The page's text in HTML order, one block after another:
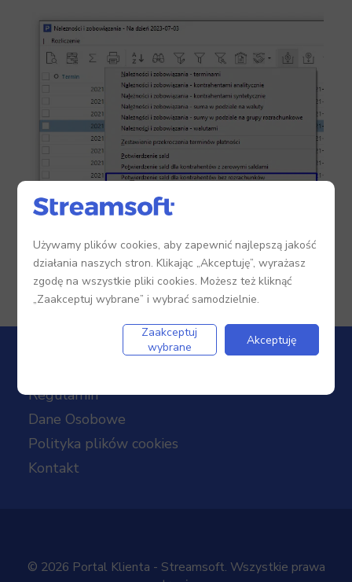
Regulamin
Dane Osobowe
Polityka plików cookies
Kontakt
© 2026 Portal Klienta - Streamsoft. Wszystkie prawa
Używamy plików cookies, aby zapewnić najlepszą jakość
działania naszych stron. Klikając „Akceptuję”, wyrażasz
zgodę na wszystkie pliki cookies. Możesz też kliknąć
„Zaakceptuj wybrane” i wybrać samodzielnie.
Zaakceptuj
wybrane
Akceptuję